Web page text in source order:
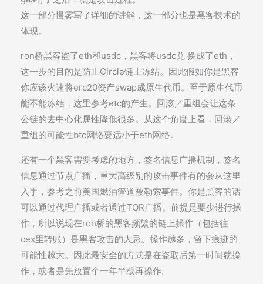
这一部分慢雾写了详细的讲解，这一部分也是黑客技术的
体现。
ron桥黑客盗了eth和usdc，黑客将usdc兑 换成了eth，
这一步的目的是防止Circle链上冻结。因此假如你是黑客
你应该火速将erc20资产swap成原生代币。至于原生代币
能不能冻结，这里参考etc的产生。回滚／重组会让这条
公链的去中心化属性降低很多。从这个角度上看，回滚／
重组的可能性btc网络要远小于eth网络。
还有一个黑客需要考虑的地方，签名信息广播机制，签名
信息通过节点广播，重大高级别的攻击事件有的会从这里
入手，参考之前美国燃油管道被勒索事件。你是黑客的话
可以通过代理广播或者通过TOR广播。前提是要少进行操
作，所以说现在ron桥的黑客频繁的链上操作（包括往
cex里转账）是黑客攻击的大忌。操作越多，留下痕迹的
可能性越大。因此最安全的方式是在盗取后第一时间就操
作，或者是先放置个一年半载再操作。